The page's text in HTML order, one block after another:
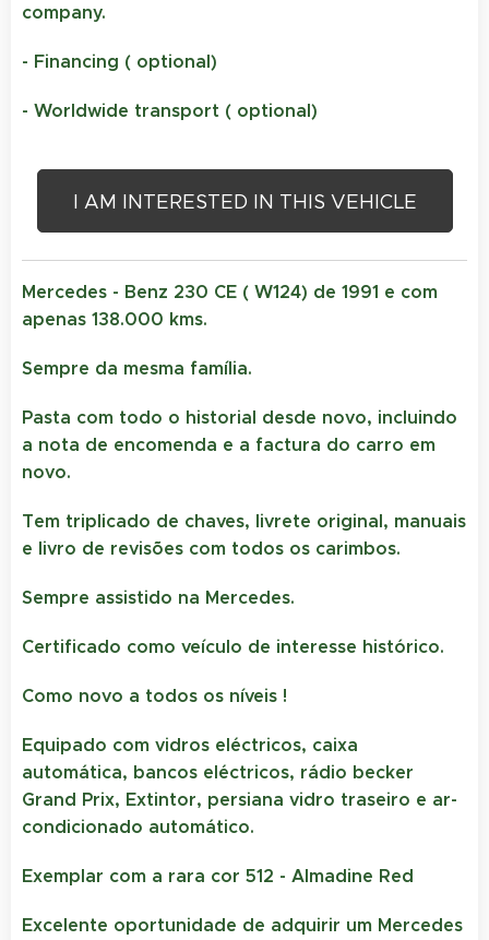
company.
- Financing ( optional)
- Worldwide transport ( optional)
I AM INTERESTED IN THIS VEHICLE
Mercedes - Benz 230 CE ( W124) de 1991 e com
apenas 138.000 kms.
Sempre da mesma família.
Pasta com todo o historial desde novo, incluindo
a nota de encomenda e a factura do carro em
novo.
Tem triplicado de chaves, livrete original, manuais
e livro de revisões com todos os carimbos.
Sempre assistido na Mercedes.
Certificado como veículo de interesse histórico.
Como novo a todos os níveis !
Equipado com vidros eléctricos, caixa
automática, bancos eléctricos, rádio becker
Grand Prix, Extintor, persiana vidro traseiro e ar-
condicionado automático.
Exemplar com a rara cor 512 - Almadine Red
Excelente oportunidade de adquirir um Mercedes